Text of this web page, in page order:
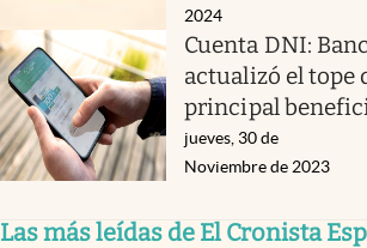
2024
Cuenta DNI:
actualizó el tope
principal
jueves, 30 de
Noviembre de 2023
Las más leídas de El Cronista